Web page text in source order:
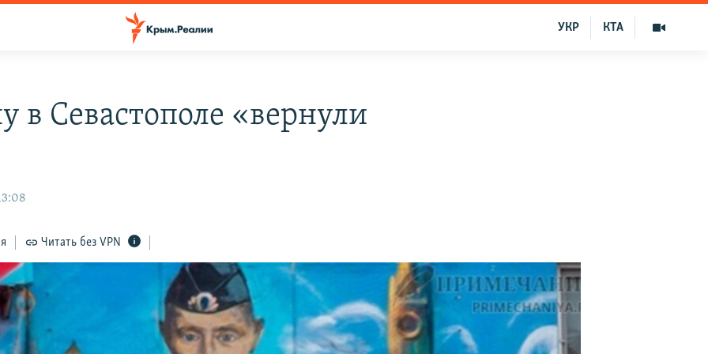
КТА
УКР
в Севастополе «вернули
Читать без VPN